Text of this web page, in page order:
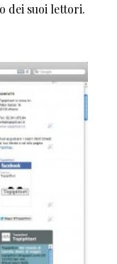
dei suoi lettori.